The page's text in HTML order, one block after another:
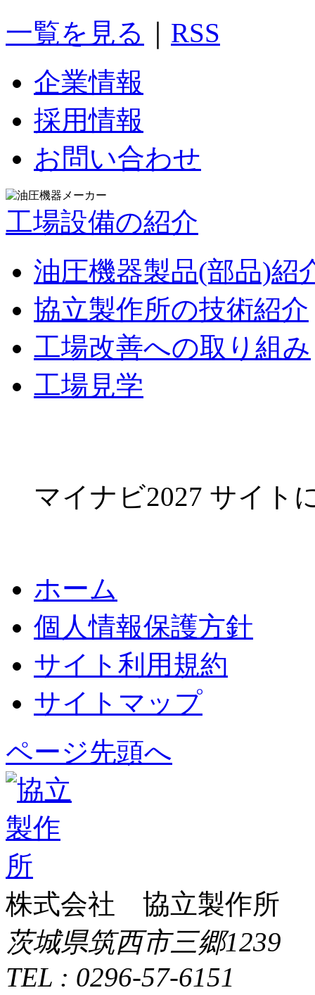
一覧を見る
RSS
企業情報
採用情報
お問い合わせ
工場設備の紹介
油圧機器製品(部品)紹
協立製作所の技術紹介
工場改善への取り組み
工場見学
マイナビ2027 サイト
ホーム
個人情報保護方針
サイト利用規約
サイトマップ
ページ先頭へ
株式会社 協立製作所
茨城県筑西市三郷1239
TEL : 0296-57-6151